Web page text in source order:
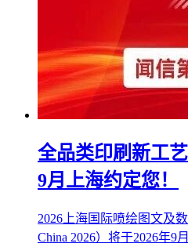
全品类印刷新工
9月上海约定您！
2026上海国际喷绘图文及
China 2026）将于2026年9